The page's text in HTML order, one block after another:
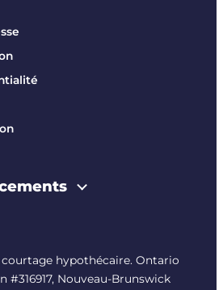
hypothécaire. Ontario
#316917, Nouveau-Brunswick